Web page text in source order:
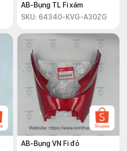
AB-Bụng TL Fi xám
SKU: 64340-KVG-A30ZG
AB-Bụng VN Fi đỏ